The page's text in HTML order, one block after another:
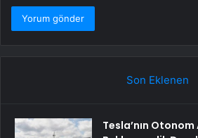
Son Eklenen
Tesla’nın Otonom